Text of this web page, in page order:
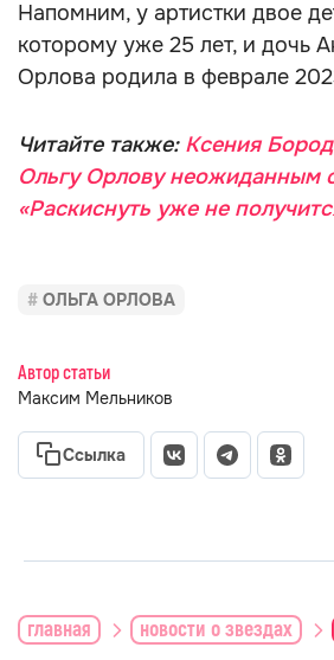
Напомним, у артистки двое
которому уже 25 лет, и дочь
Орлова родила в феврале
Читайте также: Ксения
Ольгу Орлову неожиданным
«Раскиснуть уже не
ОЛЬГА ОРЛОВА
Автор статьи
Максим Мельников
Ссылка
главная новости о звездах